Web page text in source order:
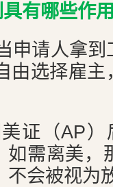
有哪些作
申请人拿
由选择雇
证（AP
需离美，
不会被视为